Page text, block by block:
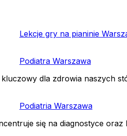
Lekcje gry na pianinie
Podiatra Warszawa
dla zdrowia naszych
Podiatria Warszawa
się na diagnostyce